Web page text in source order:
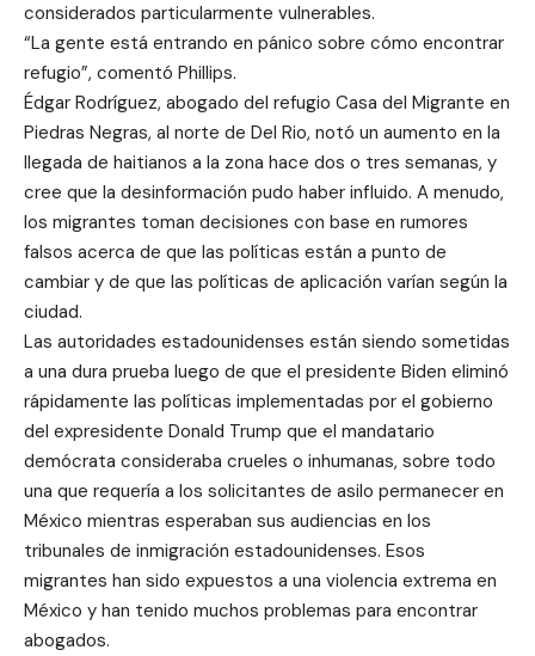
considerados particularmente vulnerables.
“La gente está entrando en pánico sobre cómo encontrar
refugio”, comentó Phillips.
Édgar Rodríguez, abogado del refugio Casa del Migrante en
Piedras Negras, al norte de Del Rio, notó un aumento en la
llegada de haitianos a la zona hace dos o tres semanas, y
cree que la desinformación pudo haber influido. A menudo,
los migrantes toman decisiones con base en rumores
falsos acerca de que las políticas están a punto de
cambiar y de que las políticas de aplicación varían según la
ciudad.
Las autoridades estadounidenses están siendo sometidas
a una dura prueba luego de que el presidente Biden eliminó
rápidamente las políticas implementadas por el gobierno
del expresidente Donald Trump que el mandatario
demócrata consideraba crueles o inhumanas, sobre todo
una que requería a los solicitantes de asilo permanecer en
México mientras esperaban sus audiencias en los
tribunales de inmigración estadounidenses. Esos
migrantes han sido expuestos a una violencia extrema en
México y han tenido muchos problemas para encontrar
abogados.